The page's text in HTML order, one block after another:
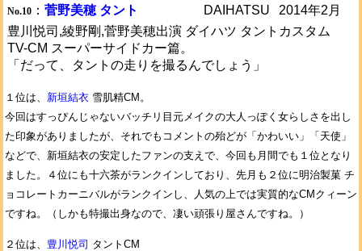
No.10 ： 菅野美穂 タント DAIHATSU
2014年2月
豊川悦司,綾野剛,菅野美穂出演 ダイハツ タントカスタム
TV-CM スーパーサイドカー篇。
「だって、タントの走りを撮るんでしょう」
１位は、 新垣結衣 雪肌精CM。
今回はすっぴんじゃないバッチリ目元メイクの大人っぽく女らしさを出し
た印象がありましたが、それでもコメントの殆どが「かわいい」「天使」
などで、新垣結衣の安定したファンの支えで、今回も月間でも１位となり
ました。４位にも十六茶がランクインしており、先月も２位に明治製菓 チ
ョコレートカーニバルがランクインし、人気の上では実質的なCMクィーン
ですね。（しかも特撮出身なので、凄い頑張り屋さんですね。）
２位は、 豊川悦司 タントCM